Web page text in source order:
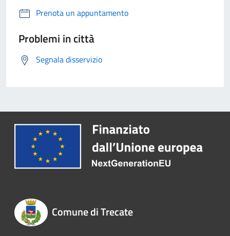
Prenota un appuntamento
Problemi in città
Segnala disservizio
Comune di Trecate